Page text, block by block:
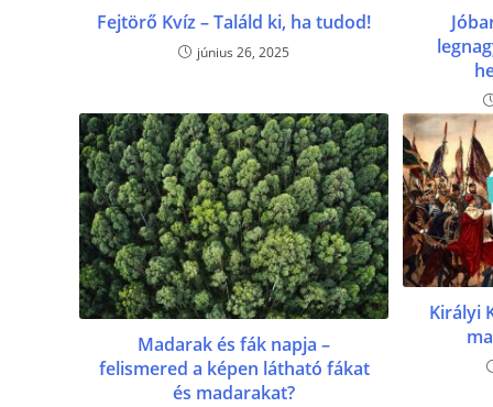
Fejtörő Kvíz – Találd ki, ha tudod!
június 26, 2025
Madarak és fák napja –
felismered a képen látható fákat
és madarakat?
Királyi